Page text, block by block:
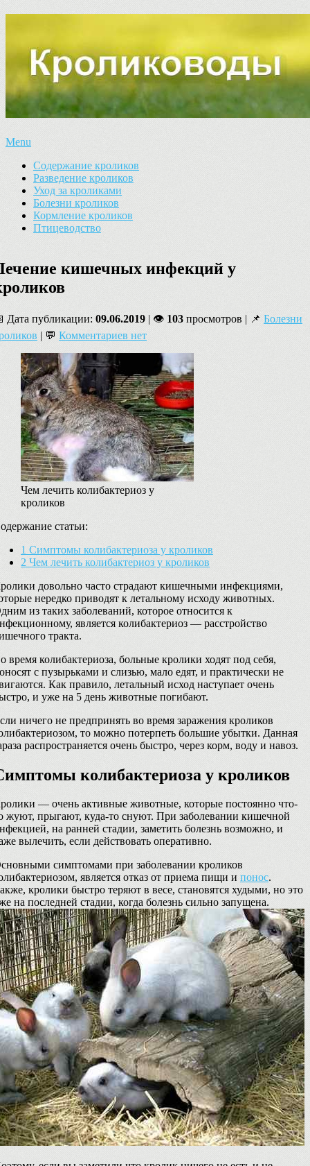
Menu
Содержание кроликов
Разведение кроликов
Уход за кроликами
Болезни кроликов
Кормление кроликов
Птицеводство
кишечных инфекций у
Дата публикации: 09.06.2019 | 👁 103 просмотров | 📌 Болезни
| 💬 Комментариев нет
Чем лечить колибактериоз у
кроликов
статьи:
1 Симптомы колибактериоза у кроликов
2 Чем лечить колибактериоз у кроликов
довольно часто страдают кишечными инфекциями,
нередко приводят к летальному исходу животных.
из таких заболеваний, которое относится к
является колибактериоз — расстройство
тракта.
время колибактериоза, больные кролики ходят под себя,
с пузырьками и слизью, мало едят, и практически не
Как правило, летальный исход наступает очень
и уже на 5 день животные погибают.
ничего не предпринять во время заражения кроликов
то можно потерпеть большие убытки. Данная
распространяется очень быстро, через корм, воду и навоз.
колибактериоза у кроликов
— очень активные животные, которые постоянно что-
жуют, прыгают, куда-то снуют. При заболевании кишечной
на ранней стадии, заметить болезнь возможно, и
вылечить, если действовать оперативно.
симптомами при заболевании кроликов
является отказ от приема пищи и понос.
кролики быстро теряют в весе, становятся худыми, но это
на последней стадии, когда болезнь сильно запущена.